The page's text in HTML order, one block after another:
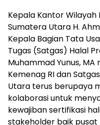
Kepala Kantor
Sumatera Utara H.
Kepala Bagian Tata
Tugas (Satgas) Halal
Muhammad Yunus, MA
Kemenag RI dan
Utara terus berupaya
kolaborasi untuk
kewajiban sertifikasi
stakeholder baik pusat